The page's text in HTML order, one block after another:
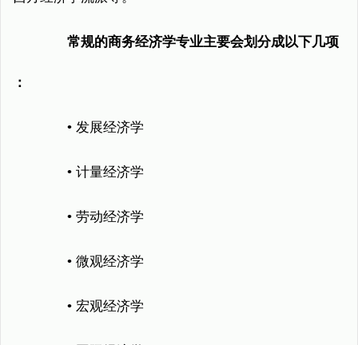
常规的商务经济学专业主要会划分成以下几项
：
• 发展经济学
• 计量经济学
• 劳动经济学
• 微观经济学
• 宏观经济学